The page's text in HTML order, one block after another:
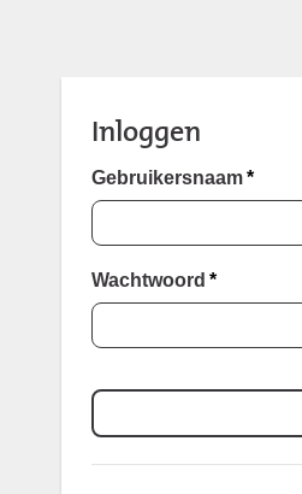
Inloggen
Gebruikersnaam *
Wachtwoord *